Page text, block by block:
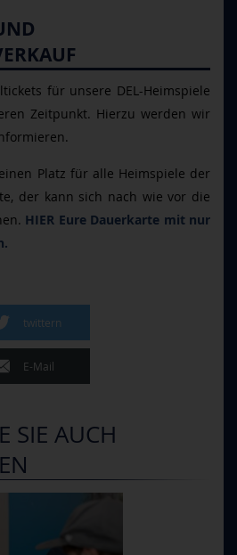
für unsere DEL-Heimspiele
Zeitpunkt. Hierzu werden wir
Platz für alle Heimspiele der
der kann sich nach wie vor die
HIER Eure Dauerkarte mit nur
twittern
E-Mail
SIE AUCH